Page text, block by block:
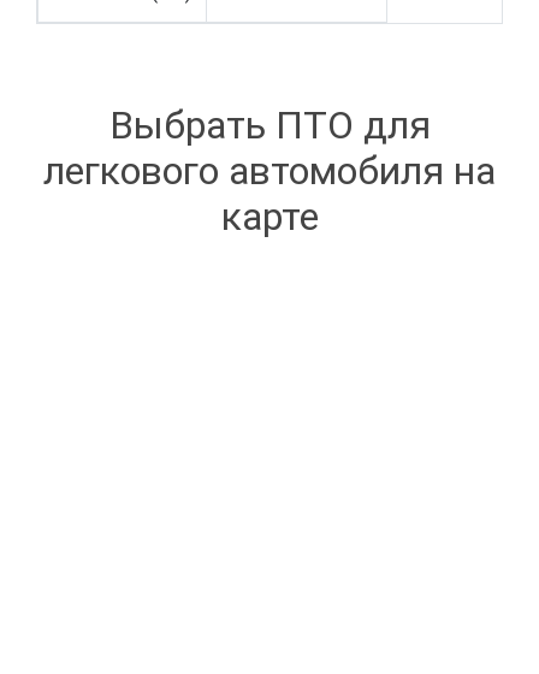
Выбрать ПТО для
легкового автомобиля на
карте